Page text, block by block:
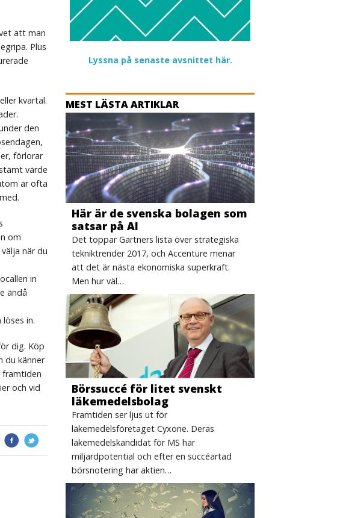
att man
Plus
kvartal.
den
förlorar
värde
är ofta
om
när du
in
ändå
in.
dig. Köp
du känner
framtiden
och vid
Lyssna på senaste avsnittet här.
MEST LÄSTA ARTIKLAR
Här är de svenska bolagen som
satsar på AI
Det toppar Gartners lista över strategiska
tekniktrender 2017, och Accenture menar
att det är nästa ekonomiska superkraft.
Men hur väl…
Börssuccé för litet svenskt
läkemedelsbolag
Framtiden ser ljus ut för
läkemedelsföretaget Cyxone. Deras
läkemedelskandidat för MS har
miljardpotential och efter en succéartad
börsnotering har aktien…